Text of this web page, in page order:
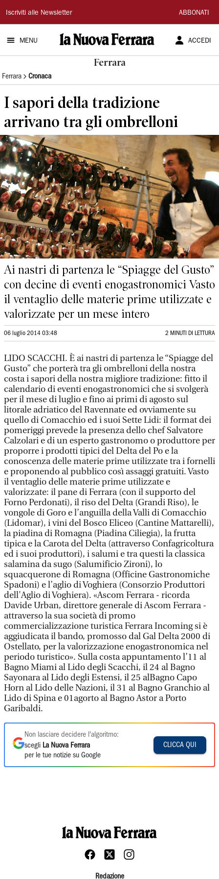
La
Nuova
Ferrara
Iscriviti alle Newsletter ABBONATI
MENU ACCEDI
Ferrara
Ferrara Cronaca
I sapori della tradizione
arrivano tra gli ombrelloni
Ai nastri di partenza le “Spiagge del Gusto”
con decine di eventi enogastronomici Vasto
il ventaglio delle materie prime utilizzate e
valorizzate per un mese intero
06 luglio 2014 03:48 2 MINUTI DI LETTURA
LIDO SCACCHI. È ai nastri di partenza le “Spiagge del
Gusto” che porterà tra gli ombrelloni della nostra
costa i sapori della nostra migliore tradizione: fitto il
calendario di eventi enogastronomici che si svolgerà
per il mese di luglio e fino ai primi di agosto sul
litorale adriatico del Ravennate ed ovviamente su
quello di Comacchio ed i suoi Sette Lidi: il format dei
pomeriggi prevede la presenza dello chef Salvatore
Calzolari e di un esperto gastronomo o produttore per
proporre i prodotti tipici del Delta del Po e la
conoscenza delle materie prime utilizzate tra i fornelli
e proponendo al pubblico così assaggi gratuiti. Vasto
il ventaglio delle materie prime utilizzate e
valorizzate: il pane di Ferrara (con il supporto del
Forno Perdonati), il riso del Delta (Grandi Riso), le
vongole di Goro e l’anguilla della Valli di Comacchio
(Lidomar), i vini del Bosco Eliceo (Cantine Mattarelli),
la piadina di Romagna (Piadina Ciliegia), la frutta
tipica e la Carota del Delta (attraverso Confagricoltura
ed i suoi produttori), i salumi e tra questi la classica
salamina da sugo (Salumificio Zironi), lo
squacquerone di Romagna (Officine Gastronomiche
Spadoni) e l’aglio di Voghiera (Consorzio Produttori
dell'Aglio di Voghiera). «Ascom Ferrara - ricorda
Davide Urban, direttore generale di Ascom Ferrara -
attraverso la sua società di promo
commercializzazione turistica Ferrara Incoming si è
aggiudicata il bando, promosso dal Gal Delta 2000 di
Ostellato, per la valorizzazione enogastronomica nel
periodo turistico». Sulla costa appuntamento l’11 al
Bagno Miami al Lido degli Scacchi, il 24 al Bagno
Sayonara al Lido degli Estensi, il 25 alBagno Capo
Horn al Lido delle Nazioni, il 31 al Bagno Granchio al
Lido di Spina e 01agorto al Bagno Astor a Porto
Garibaldi.
Non lasciare decidere l'algoritmo:
scegli La Nuova Ferrara
per le tue notizie su Google
CLICCA QUI
Redazione